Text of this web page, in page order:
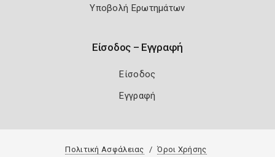
Υποβολή Ερωτημάτων
Είσοδος – Εγγραφή
Είσοδος
Εγγραφή
Πολιτική Ασφάλειας Όροι Χρήσης